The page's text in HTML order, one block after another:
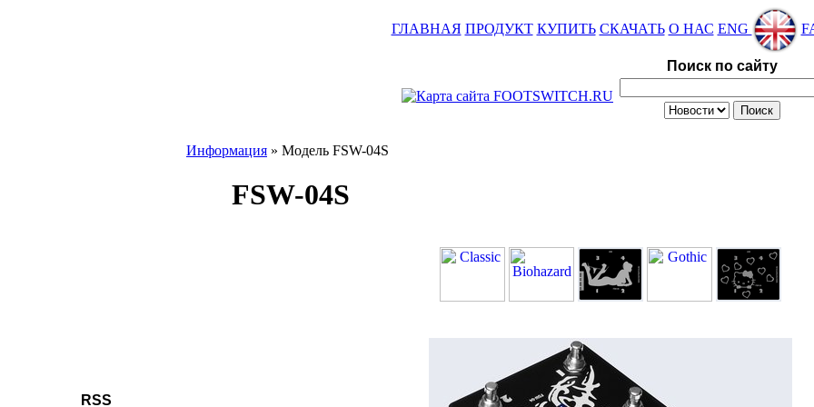
ГЛАВНАЯ ПРОДУКТ КУПИТЬ СКАЧАТЬ О НАС ENG
Поиск по сайту
RSS
Информация » Модель FSW-04S
FSW-04S